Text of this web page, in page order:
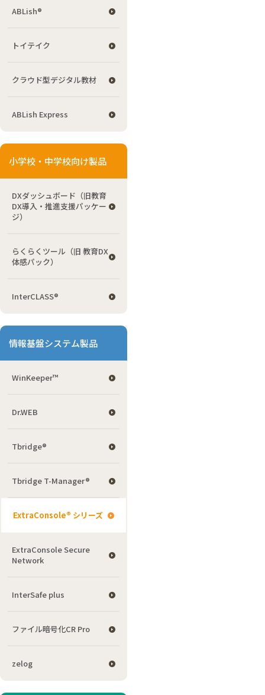
ABLish®
トイテイク
クラウド型デジタル教材
ABLish Express
小学校・中学校向け製品
DXダッシュボード（旧教育
DX導入・推進支援パッケー
ジ）
らくらくツール（旧 教育DX
体感パック）
InterCLASS®
情報基盤システム製品
WinKeeper™
Dr.WEB
Tbridge®
Tbridge T-Manager®
ExtraConsole® シリーズ
ExtraConsole Secure
Network
InterSafe plus
ファイル暗号化CR Pro
zelog